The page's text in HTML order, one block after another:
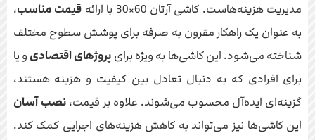
مدیریت هزینه‌هاست. کاشی آرتان 60×30 با ارائه
قیمت مناسب،
به عنوان یک راهکار مقرون به صرفه برای پوشش سطوح مختلف
شناخته می‌شود. این کاشی‌ها به ویژه برای پروژهای اقتصادی و یا
برای افرادی که به دنبال تعادل بین کیفیت و هزینه هستند،
گزینه‌ای ایده‌آل محسوب می‌شوند. علاوه بر قیمت،نصب آسان
این کاشی‌ها نیز می‌تواند به کاهش هزینه‌های اجرایی کمک کند.